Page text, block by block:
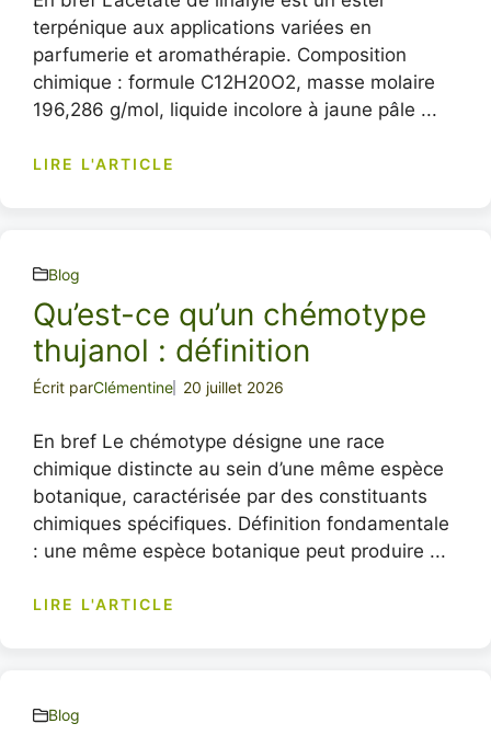
terpénique aux applications variées en
parfumerie et aromathérapie. Composition
chimique : formule C12H20O2, masse molaire
196,286 g/mol, liquide incolore à jaune pâle ...
LIRE L'ARTICLE
Blog
Qu’est-ce qu’un chémotype
thujanol : définition
Écrit parClémentine 20 juillet 2026
En bref Le chémotype désigne une race
chimique distincte au sein d’une même espèce
botanique, caractérisée par des constituants
chimiques spécifiques. Définition fondamentale
: une même espèce botanique peut produire ...
LIRE L'ARTICLE
Blog